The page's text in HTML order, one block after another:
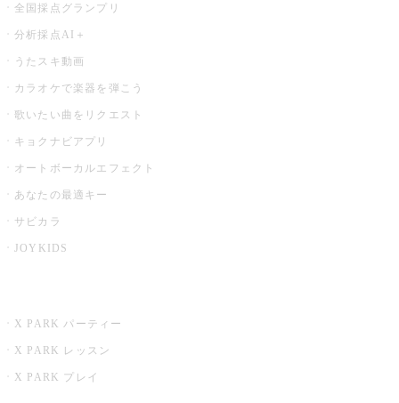
全国採点グランプリ
分析採点AI＋
うたスキ動画
カラオケで楽器を弾こう
歌いたい曲をリクエスト
キョクナビアプリ
オートボーカルエフェクト
あなたの最適キー
サビカラ
JOYKIDS
X PARK パーティー
X PARK レッスン
X PARK プレイ